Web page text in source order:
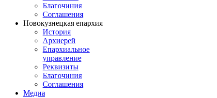
Благочиния
Соглашения
Новокузнецкая епархия
История
Архиерей
Епархиальное
управление
Реквизиты
Благочиния
Соглашения
Медиа